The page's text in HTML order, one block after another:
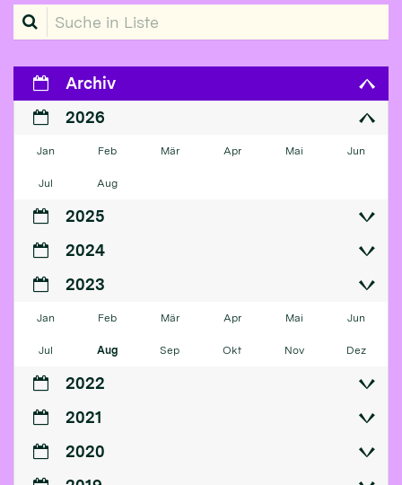
Suche in Liste
Archiv
2026
Jan Feb Mär Apr Mai Jun
Jul Aug
2025
2024
2023
Jan Feb Mär Apr Mai Jun
Jul Aug Sep Okt Nov Dez
2022
2021
2020